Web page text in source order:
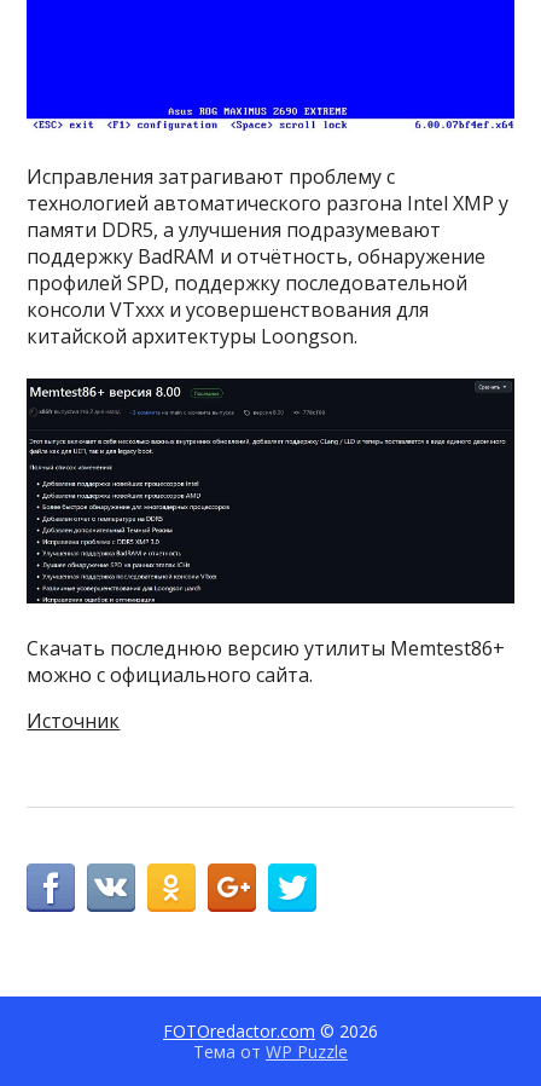
Исправления затрагивают проблему с
технологией автоматического разгона Intel XMP у
памяти DDR5, а улучшения подразумевают
поддержку BadRAM и отчётность, обнаружение
профилей SPD, поддержку последовательной
консоли VTxxx и усовершенствования для
китайской архитектуры Loongson.
Скачать последнюю версию утилиты Memtest86+
можно с официального сайта.
Источник
FOTOredactor.com © 2026
Тема от WP Puzzle